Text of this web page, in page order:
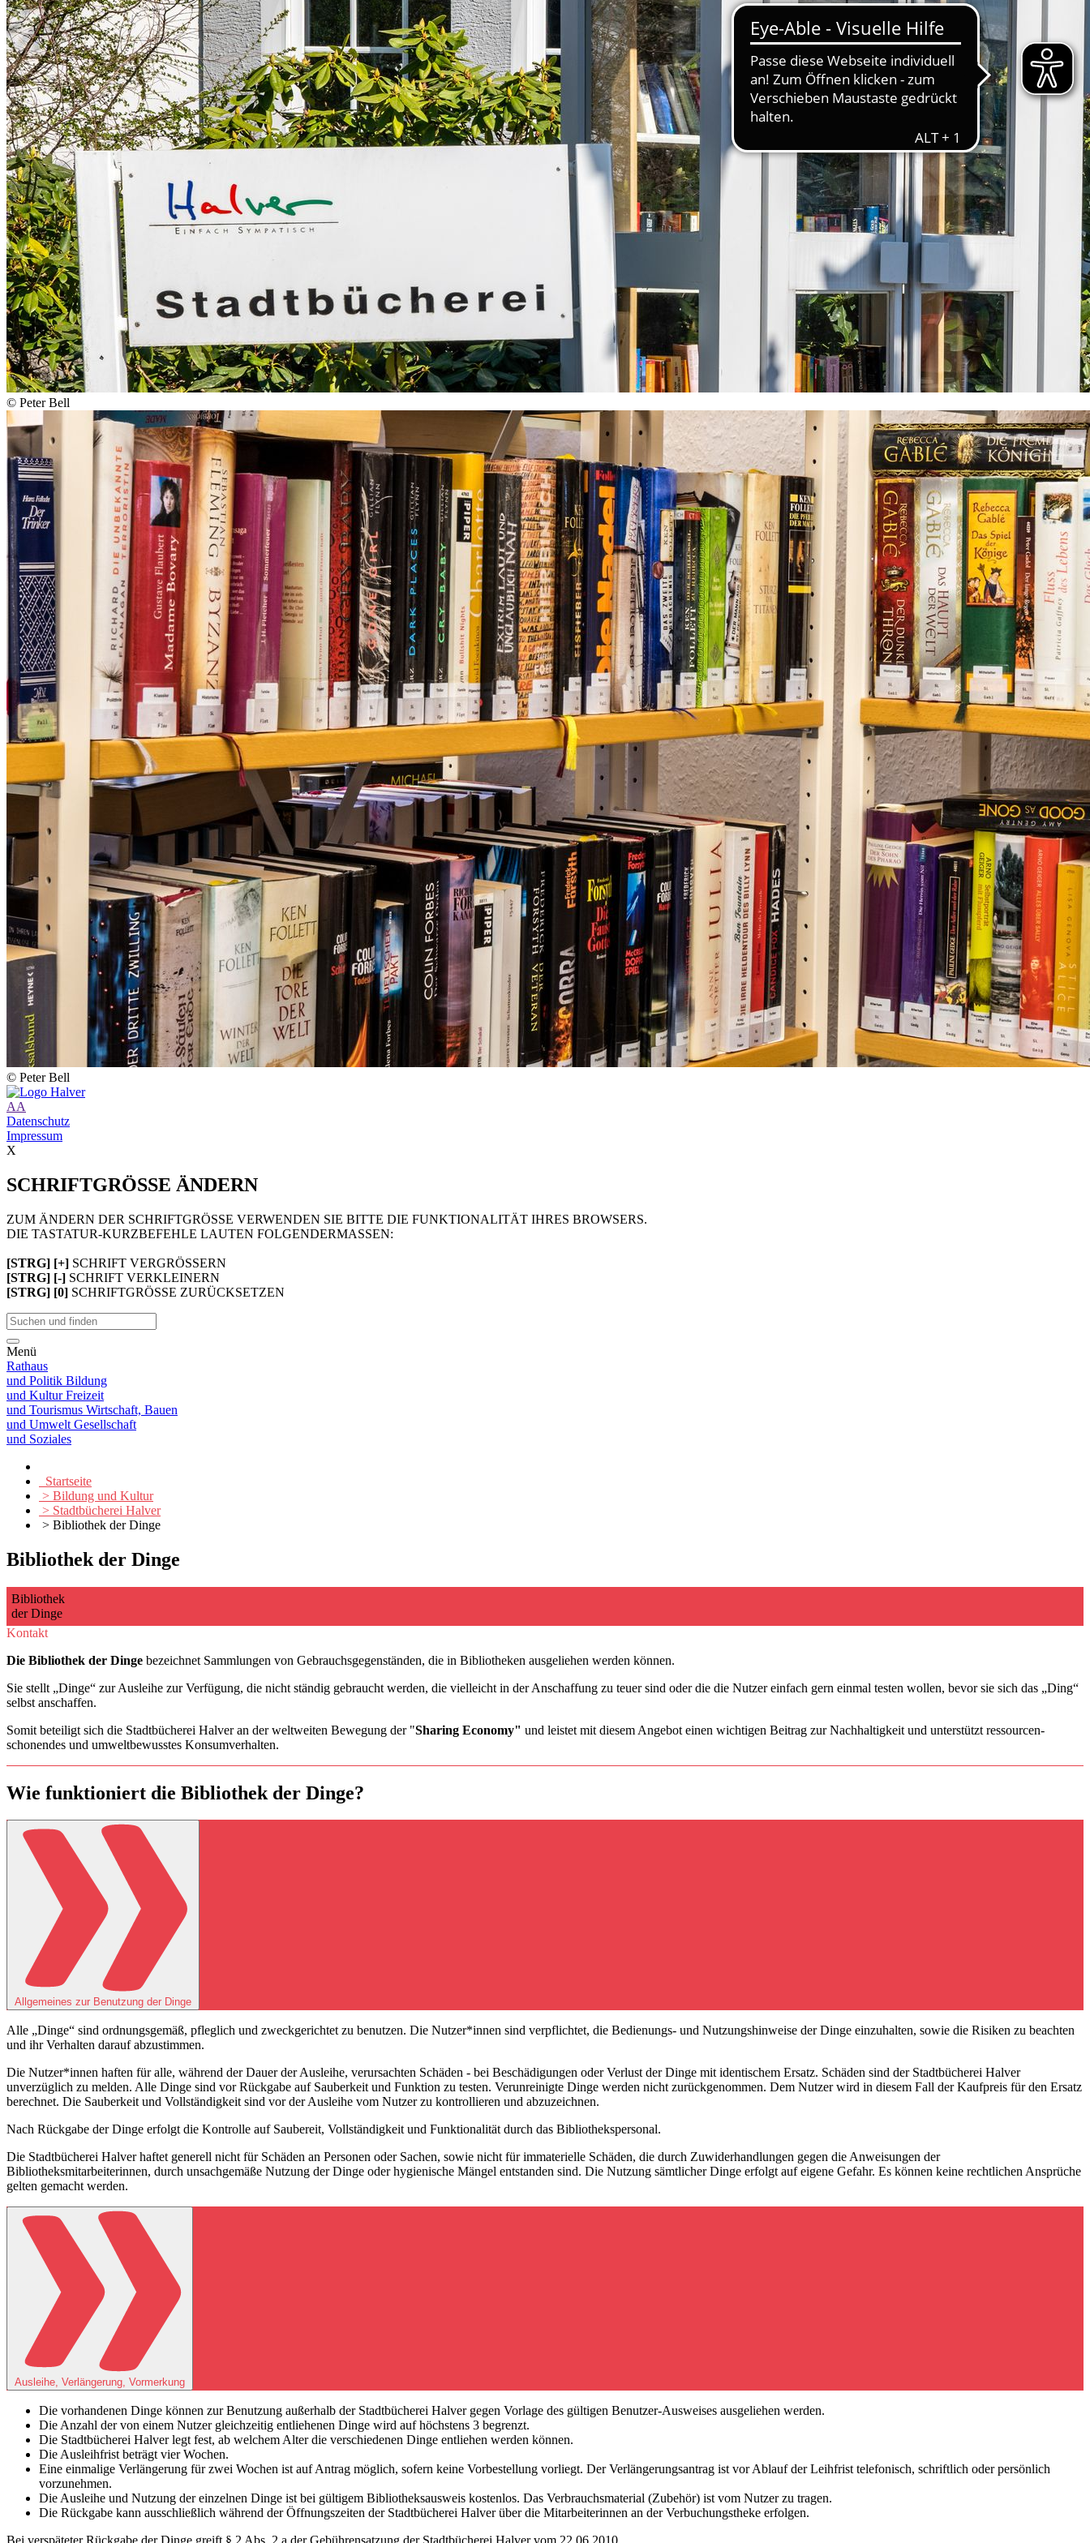
© Peter Bell
© Peter Bell
AA
Datenschutz
Impressum
X
SCHRIFTGRÖSSE ÄNDERN
ZUM ÄNDERN DER SCHRIFTGRÖSSE VERWENDEN SIE BITTE DIE FUNKTIONALITÄT IHRES BROWSERS.
DIE TASTATUR-KURZBEFEHLE LAUTEN FOLGENDERMASSEN:
[STRG] [+] SCHRIFT VERGRÖSSERN
[STRG] [-] SCHRIFT VERKLEINERN
[STRG] [0] SCHRIFTGRÖSSE ZURÜCKSETZEN
Menü
Rathaus
und Politik Bildung
und KulturFreizeit
und Tourismus Wirtschaft, Bauen
und Umwelt Gesellschaft
und Soziales
Startseite
> Bildung und Kultur
> Stadtbücherei Halver
> Bibliothek der Dinge
Bibliothek der Dinge
Bibliothek
der Dinge
Kontakt
Die Bibliothek der Dinge bezeichnet Sammlungen von Gebrauchsgegenständen, die in Bibliotheken ausgeliehen werden können.
Sie stellt „Dinge“ zur Ausleihe zur Verfügung, die nicht ständig gebraucht werden, die vielleicht in der Anschaffung zu teuer sind oder die die Nutzer einfach gern einmal testen wollen, bevor sie sich das „Ding“
selbst anschaffen.
Somit beteiligt sich die Stadtbücherei Halver an der weltweiten Bewegung der "Sharing Economy" und leistet mit diesem Angebot einen wichtigen Beitrag zur Nachhaltigkeit und unterstützt ressourcen­
schonendes und umweltbewusstes Konsumverhalten.
Wie funktioniert die Bibliothek der Dinge?
Allgemeines zur Benutzung der Dinge
Alle „Dinge“ sind ordnungsgemäß, pfleglich und zweckgerichtet zu benutzen. Die Nutzer*innen sind verpflichtet, die Bedienungs- und Nutzungshinweise der Dinge einzuhalten, sowie die Risiken zu beachten
und ihr Verhalten darauf abzustimmen.
Die Nutzer*innen haften für alle, während der Dauer der Ausleihe, verursachten Schäden - bei Beschädigungen oder Verlust der Dinge mit identischem Ersatz. Schäden sind der Stadtbücherei Halver
unverzüglich zu melden. Alle Dinge sind vor Rückgabe auf Sauberkeit und Funktion zu testen. Verunreinigte Dinge werden nicht zurückgenommen. Dem Nutzer wird in diesem Fall der Kaufpreis für den Ersatz
berechnet. Die Sauberkeit und Vollständigkeit sind vor der Ausleihe vom Nutzer zu kontrollieren und abzuzeichnen.
Nach Rückgabe der Dinge erfolgt die Kontrolle auf Saubereit, Vollständigkeit und Funktionalität durch das Bibliothekspersonal.
Die Stadtbücherei Halver haftet generell nicht für Schäden an Personen oder Sachen, sowie nicht für immaterielle Schäden, die durch Zuwiderhandlungen gegen die Anweisungen der
Bibliotheksmitarbeiterinnen, durch unsachgemäße Nutzung der Dinge oder hygienische Mängel entstanden sind. Die Nutzung sämtlicher Dinge erfolgt auf eigene Gefahr. Es können keine rechtlichen Ansprüche
gelten gemacht werden.
Ausleihe, Verlängerung, Vormerkung
Die vorhandenen Dinge können zur Benutzung außerhalb der Stadtbücherei Halver gegen Vorlage des gültigen Benutzer-Ausweises ausgeliehen werden.
Die Anzahl der von einem Nutzer gleichzeitig entliehenen Dinge wird auf höchstens 3 begrenzt.
Die Stadtbücherei Halver legt fest, ab welchem Alter die verschiedenen Dinge entliehen werden können.
Die Ausleihfrist beträgt vier Wochen.
Eine einmalige Verlängerung für zwei Wochen ist auf Antrag möglich, sofern keine Vorbestellung vorliegt. Der Verlängerungsantrag ist vor Ablauf der Leihfrist telefonisch, schriftlich oder persönlich
vorzunehmen.
Die Ausleihe und Nutzung der einzelnen Dinge ist bei gültigem Bibliotheksausweis kostenlos. Das Verbrauchsmaterial (Zubehör) ist vom Nutzer zu tragen.
Die Rückgabe kann ausschließlich während der Öffnungszeiten der Stadtbücherei Halver über die Mitarbeiterinnen an der Verbuchungstheke erfolgen.